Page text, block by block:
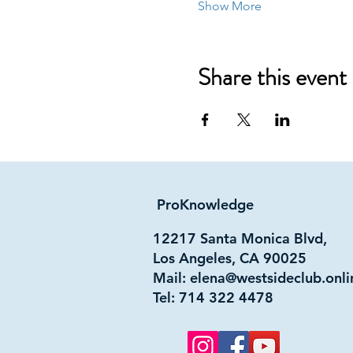
Show More
Share this event
12217 Santa Monica Blvd,
Los Angeles, CA 90025
Mail:
Tel: 714 322 4478
ProKnowledge